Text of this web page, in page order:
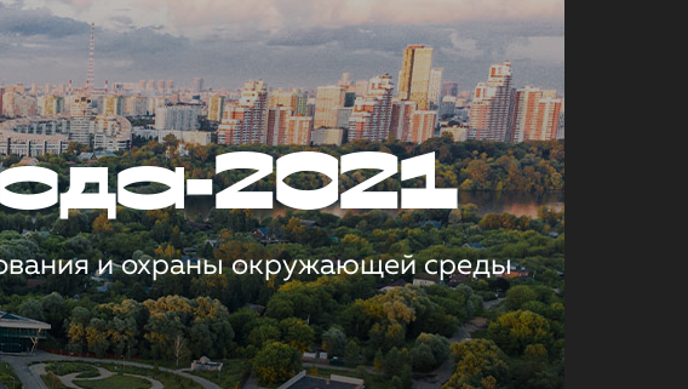
2021
и охраны окружающей среды